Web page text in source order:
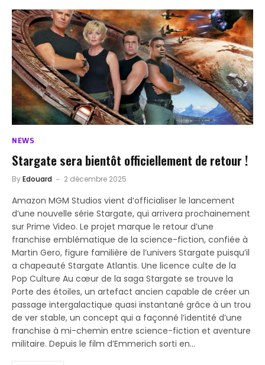
NEWS
Stargate sera bientôt officiellement de retour !
ByEdouard 2 décembre 2025
Amazon MGM Studios vient d’officialiser le lancement
d’une nouvelle série Stargate, qui arrivera prochainement
sur Prime Video. Le projet marque le retour d’une
franchise emblématique de la science-fiction, confiée à
Martin Gero, figure familière de l’univers Stargate puisqu’il
a chapeauté Stargate Atlantis. Une licence culte de la
Pop Culture Au cœur de la saga Stargate se trouve la
Porte des étoiles, un artefact ancien capable de créer un
passage intergalactique quasi instantané grâce à un trou
de ver stable, un concept qui a façonné l’identité d’une
franchise à mi-chemin entre science-fiction et aventure
militaire. Depuis le film d’Emmerich sorti en…